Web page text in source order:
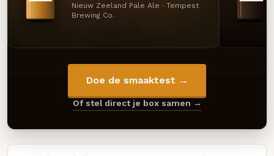
Nieuw Zeeland Pale Ale · Tempest
Brewing Co.
Doe de smaaktest →
Of stel direct je box samen →